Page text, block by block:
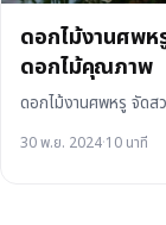
ดอกไม้งานศพ
ดอกไม้คุณภาพ
ดอกไม้งานศพหรู จัด
30 พ.ย. 2024·10 นาที